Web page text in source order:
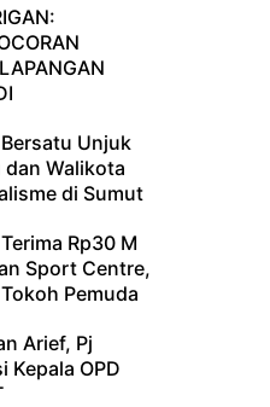
Unjuk
dan Walikota
di Sumut
Rp30 M
Sport Centre,
Pemuda
Arief, Pj
Kepala OPD